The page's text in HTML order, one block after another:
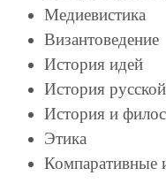
Медиевистика
Византоведение
История идей
История
История и
Этика
Компаративные